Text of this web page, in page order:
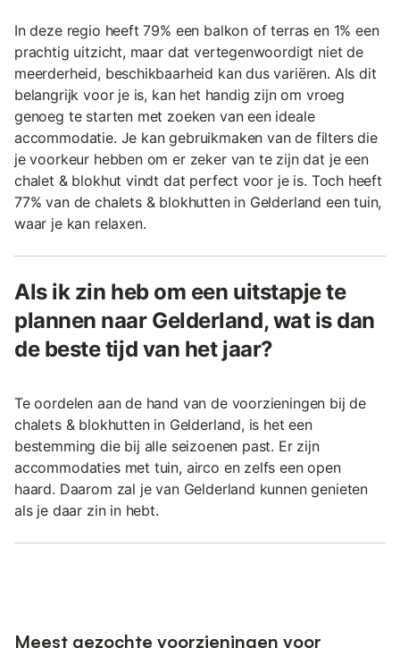
In deze regio heeft 79% een balkon of terras en 1% een
prachtig uitzicht, maar dat vertegenwoordigt niet de
meerderheid, beschikbaarheid kan dus variëren. Als dit
belangrijk voor je is, kan het handig zijn om vroeg
genoeg te starten met zoeken van een ideale
accommodatie. Je kan gebruikmaken van de filters die
je voorkeur hebben om er zeker van te zijn dat je een
chalet & blokhut vindt dat perfect voor je is. Toch heeft
77% van de chalets & blokhutten in Gelderland een tuin,
waar je kan relaxen.
Als ik zin heb om een uitstapje te
plannen naar Gelderland, wat is dan
de beste tijd van het jaar?
Te oordelen aan de hand van de voorzieningen bij de
chalets & blokhutten in Gelderland, is het een
bestemming die bij alle seizoenen past. Er zijn
accommodaties met tuin, airco en zelfs een open
haard. Daarom zal je van Gelderland kunnen genieten
als je daar zin in hebt.
Meest gezochte voorzieningen voor